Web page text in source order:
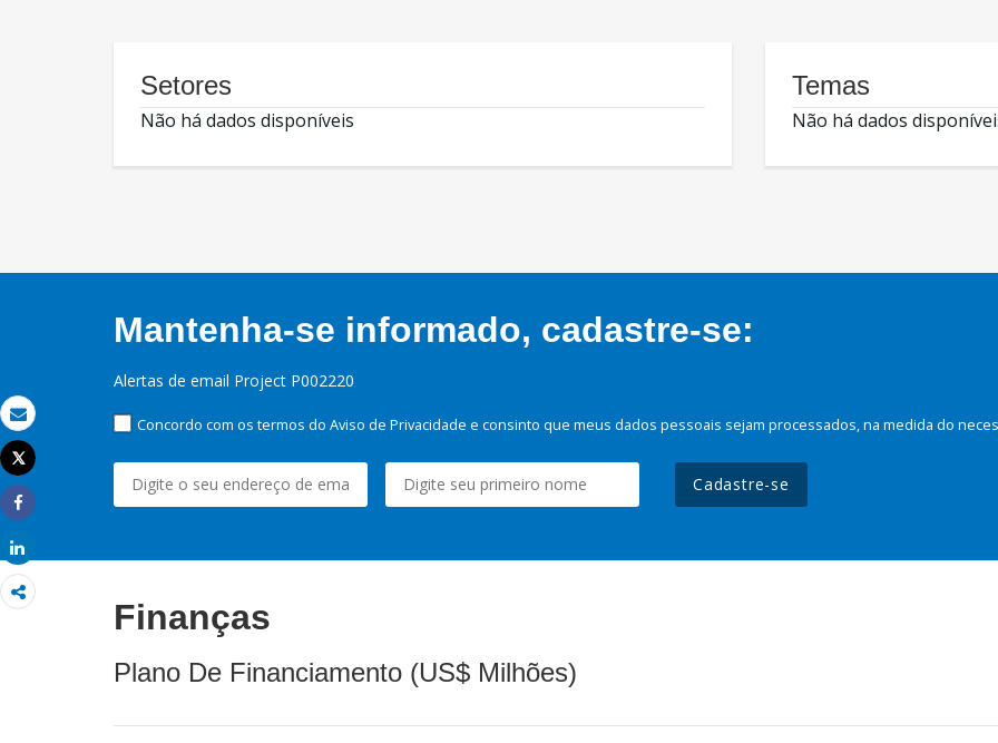
Email
Imprimir
Tweet
Share
Setores
Não há dados disponíveis
Temas
Não há dados
Mantenha-se informado, cadastre-se:
Alertas de email Project P002220
Concordo com os termos do Aviso de Privacidade e consinto que meus dados pessoais sejam processados, na medida do
Cadastre-se
Finanças
Plano De Financiamento (US$ Milhões)